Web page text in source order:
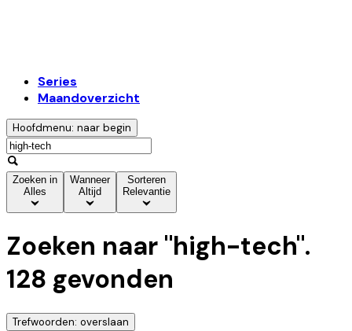
Series
Maandoverzicht
Hoofdmenu: naar begin
Zoeken in
Alles
Wanneer
Altijd
Sorteren
Relevantie
Zoeken naar "high-tech".
128 gevonden
Trefwoorden: overslaan